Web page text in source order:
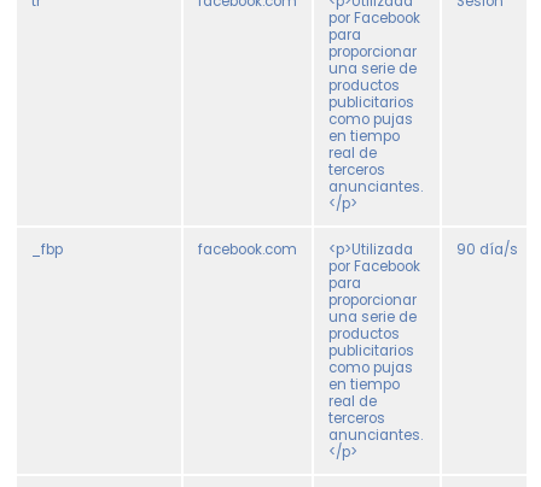
por Facebook
para
proporcionar
una serie de
productos
publicitarios
como pujas
en tiempo
real de
terceros
anunciantes.
</p>
_fbp facebook.com
<p>Utilizada
por Facebook
para
proporcionar
una serie de
productos
publicitarios
como pujas
en tiempo
real de
terceros
anunciantes.
</p>
90 día/s